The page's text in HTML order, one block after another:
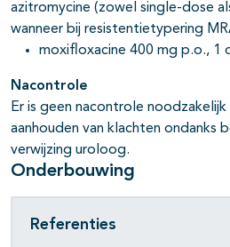
azitromycine (zowel single-dose
wanneer bij resistentietypering
moxifloxacine 400 mg p.o., 1
Nacontrole
Er is geen nacontrole noodzakelijk
aanhouden van klachten ondanks
verwijzing uroloog.
Onderbouwing
Referenties